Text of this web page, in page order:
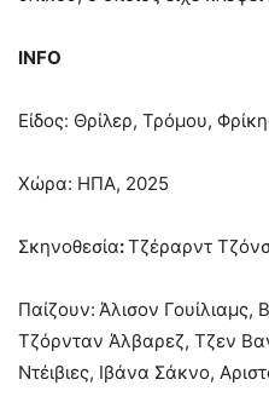
INFO
Είδος: Θρίλερ, Τρόμου,
Χώρα: ΗΠΑ, 2025
Σκηνοθεσία:Τζέραρντ
Παίζουν: Άλισον
Τζόρνταν Άλβαρεζ, Τζεν
Ντέιβιες, Ιβάνα Σάκνο,